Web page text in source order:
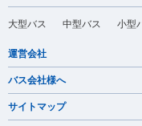
大型バス 中型バス 小型
運営会社
バス会社様へ
サイトマップ